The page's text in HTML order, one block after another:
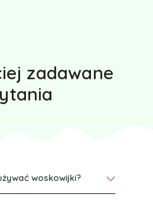
zadawane
woskowijki?